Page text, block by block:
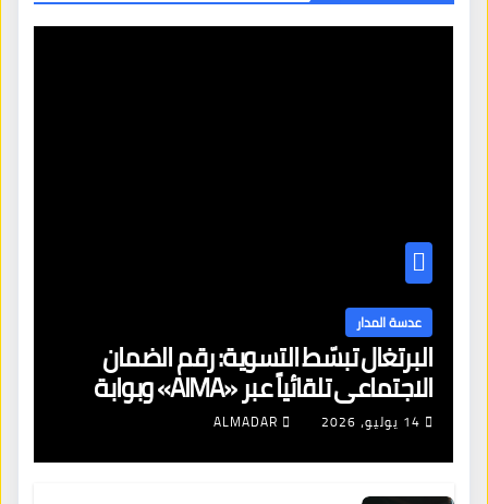
عدسة المدار
البرتغال تبسّط التسوية: رقم الضمان
الاجتماعي تلقائياً عبر «AIMA» وبوابة
جديدة لتجديد الإقامات
14 يوليو، 2026 ALMADAR